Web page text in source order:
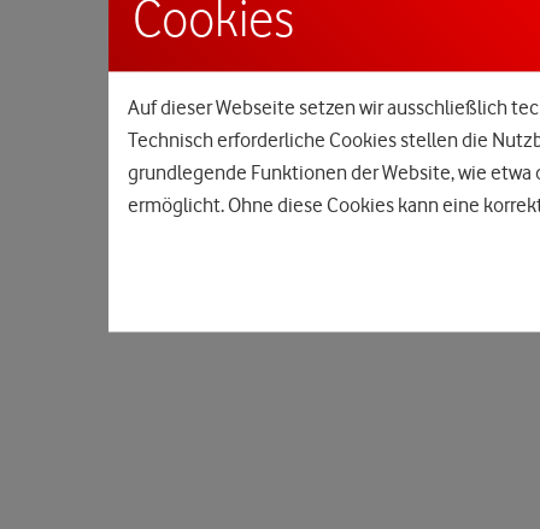
Cookies
Auf dieser Webseite setzen wir ausschließlich
Technisch erforderliche Cookies stellen die
grundlegende Funktionen der Website, wie
ermöglicht. Ohne diese Cookies kann eine